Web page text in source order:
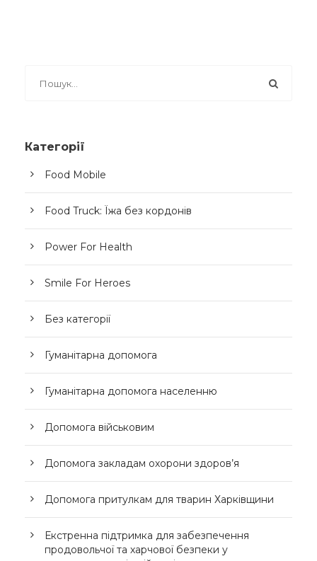
Категорії
Food Mobile
Food Truck: Їжа без кордонів
Power For Health
Smile For Heroes
Без категорії
Гуманітарна допомога
Гуманітарна допомога населенню
Допомога військовим
Допомога закладам охорони здоров’я
Допомога притулкам для тварин Харківщини
Екстренна підтримка для забезпечення
продовольчої та харчової безпеки у